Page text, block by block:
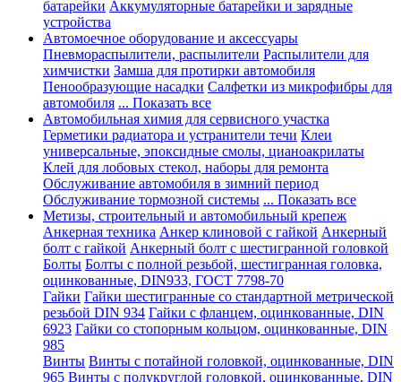
батарейки Аккумуляторные батарейки и зарядные
устройства
Автомоечное оборудование и аксессуары
Пневмораспылители, распылители Распылители для
химчистки Замша для протирки автомобиля
Пенообразующие насадки Салфетки из микрофибры для
автомобиля ... Показать все
Автомобильная химия для сервисного участка
Герметики радиатора и устранители течи Клеи
универсальные, эпоксидные смолы, цианоакрилаты
Клей для лобовых стекол, наборы для ремонта
Обслуживание автомобиля в зимний период
Обслуживание тормозной системы ... Показать все
Метизы, строительный и автомобильный крепеж
Анкерная техника Анкер клиновой с гайкой Анкерный
болт с гайкой Анкерный болт с шестигранной головкой
Болты Болты с полной резьбой, шестигранная головка,
оцинкованные, DIN933, ГОСТ 7798-70
Гайки Гайки шестигранные со стандартной метрической
резьбой DIN 934 Гайки с фланцем, оцинкованные, DIN
6923 Гайки со стопорным кольцом, оцинкованные, DIN
985
Винты Винты с потайной головкой, оцинкованные, DIN
965 Винты с полукруглой головкой, оцинкованные, DIN